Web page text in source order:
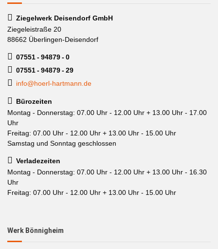
Ziegelwerk Deisendorf GmbH
Ziegeleistraße 20
88662 Überlingen-Deisendorf
07551 - 94879 - 0
07551 - 94879 - 29
info@hoerl-hartmann.de
Bürozeiten
Montag - Donnerstag: 07.00 Uhr - 12.00 Uhr + 13.00 Uhr - 17.00
Uhr
Freitag: 07.00 Uhr - 12.00 Uhr + 13.00 Uhr - 15.00 Uhr
Samstag und Sonntag geschlossen
Verladezeiten
Montag - Donnerstag: 07.00 Uhr - 12.00 Uhr + 13.00 Uhr - 16.30
Uhr
Freitag: 07.00 Uhr - 12.00 Uhr + 13.00 Uhr - 15.00 Uhr
Werk Bönnigheim